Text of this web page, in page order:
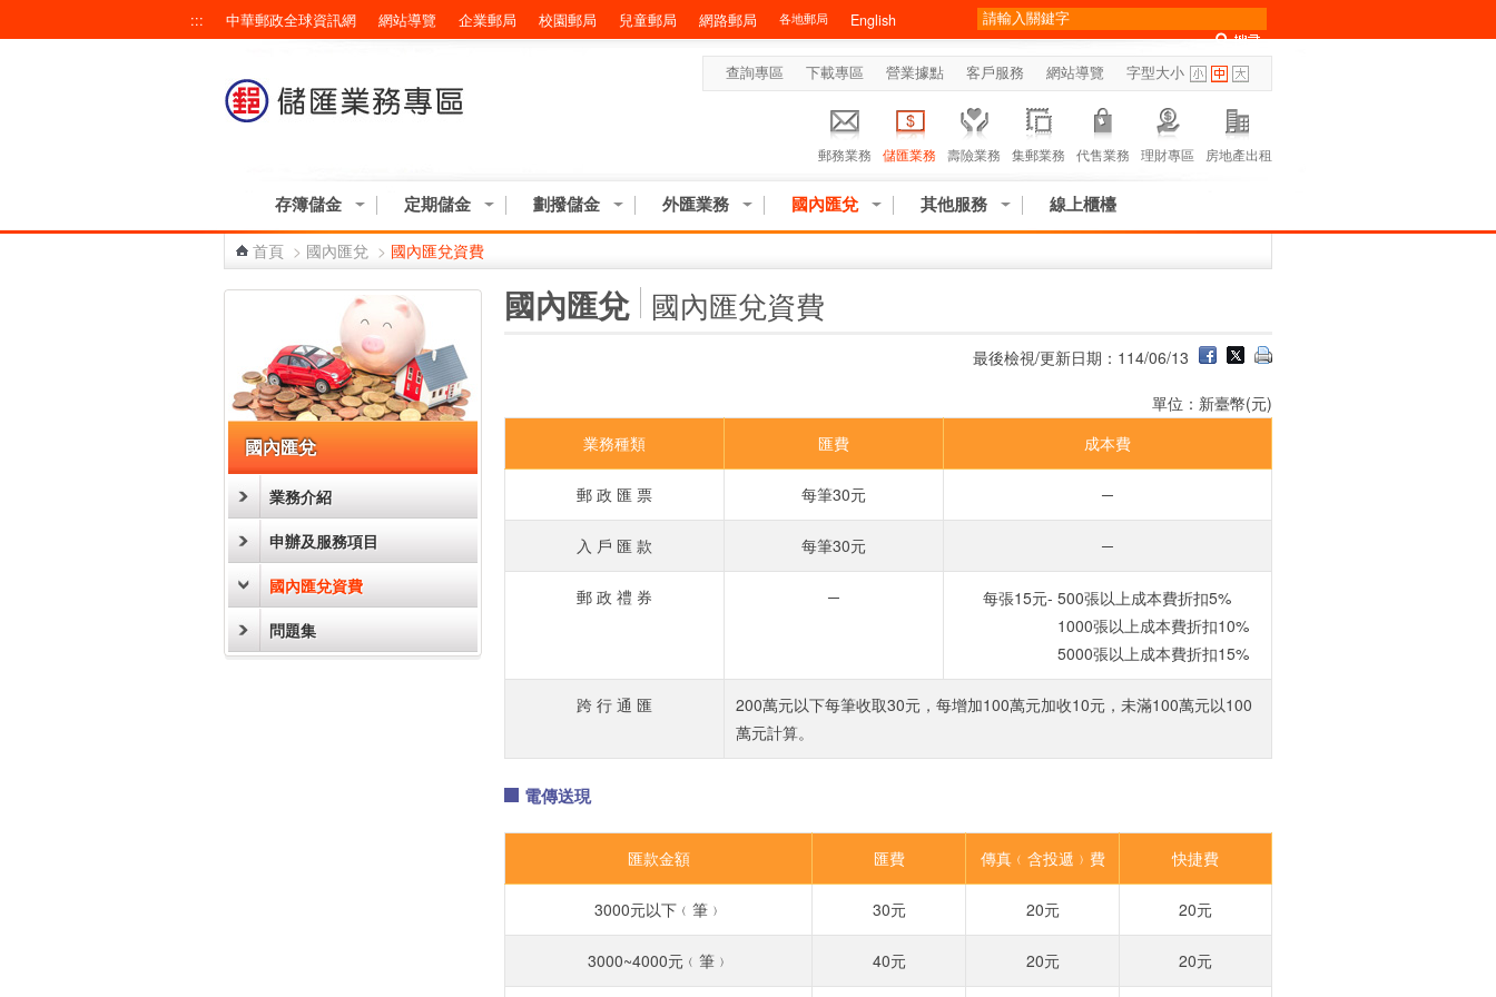
::: 中華郵政全球資訊網 網站導覽 企業郵局 校園郵局 兒童郵局 網路郵局 各地郵局 English
查詢專區 下載專區 營業據點 客戶服務 網站導覽 字型大小
郵務業務 儲匯業務 壽險業務 集郵業務 代售業務 理財專區 房地產出租
存簿儲金 定期儲金 劃撥儲金 外匯業務 國內匯兌 其他服務 線上櫃檯
首頁 > 國內匯兌 > 國內匯兌資費
國內匯兌
業務介紹
申辦及服務項目
國內匯兌資費
問題集
國內匯兌 國內匯兌資費
最後檢視/更新日期：114/06/13
單位：新臺幣(元)
業務種類
匯費 成本費
郵 政 匯 票 每筆30元 ─
入 戶 匯 款 每筆30元 ─
郵 政 禮 券 ─
每張15元- 500張以上成本費折扣5%
1000張以上成本費折扣10%
5000張以上成本費折扣15%
跨 行 通 匯
200萬元以下每筆收取30元，每增加100萬元加收10元，未滿100萬元以100
萬元計算。
電傳送現
匯款金額 匯費 傳真﹙含投遞﹚費 快捷費
3000元以下﹙筆﹚ 30元 20元 20元
3000~4000元﹙筆﹚ 40元 20元 20元